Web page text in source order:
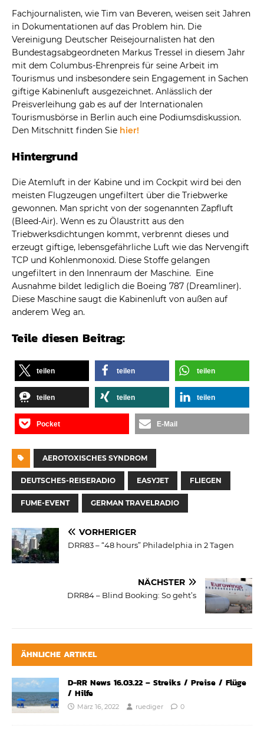
Fachjournalisten, wie Tim van Beveren, weisen seit Jahren
in Dokumentationen auf das Problem hin. Die
Vereinigung Deutscher Reisejournalisten hat den
Bundestagsabgeordneten Markus Tressel in diesem Jahr
mit dem Columbus-Ehrenpreis für seine Arbeit im
Tourismus und insbesondere sein Engagement in Sachen
giftige Kabinenluft ausgezeichnet. Anlässlich der
Preisverleihung gab es auf der Internationalen
Tourismusbörse in Berlin auch eine Podiumsdiskussion.
Den Mitschnitt finden Sie hier!
Hintergrund
Die Atemluft in der Kabine und im Cockpit wird bei den
meisten Flugzeugen ungefiltert über die Triebwerke
gewonnen. Man spricht von der sogenannten Zapfluft
(Bleed-Air). Wenn es zu Ölaustritt aus den
Triebwerksdichtungen kommt, verbrennt dieses und
erzeugt giftige, lebensgefährliche Luft wie das Nervengift
TCP und Kohlenmonoxid. Diese Stoffe gelangen
ungefiltert in den Innenraum der Maschine. Eine
Ausnahme bildet lediglich die Boeing 787 (Dreamliner).
Diese Maschine saugt die Kabinenluft von außen auf
anderem Weg an.
Teile diesen Beitrag:
teilen teilen teilen
teilen teilen teilen
Pocket E-Mail
AEROTOXISCHES SYNDROM
DEUTSCHES-REISERADIO EASYJET FLIEGEN
FUME-EVENT GERMAN TRAVELRADIO
VORHERIGER
DRR83 – “48 hours” Philadelphia in 2 Tagen
NÄCHSTER
DRR84 – Blind Booking: So geht’s
ÄHNLICHE ARTIKEL
D-RR News 16.03.22 – Streiks / Preise / Flüge
/ Hilfe
März 16, 2022 ruediger 0